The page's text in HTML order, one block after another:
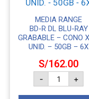
MEDIA RANGE
BD-R DL BLU-RAY
GRABABLE – CONO
UNID. – 50GB – 6X
S/162.00
- +